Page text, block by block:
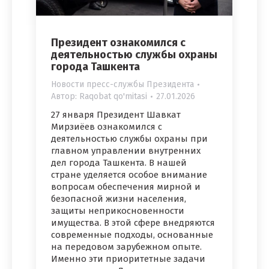
Президент ознакомился с
деятельностью службы охраны
города Ташкента
Новости пресс-службы Президента
Автор: Raqobat qo'mitasi 27.01.2026
27 января Президент Шавкат
Мирзиёев ознакомился с
деятельностью службы охраны при
главном управлении внутренних
дел города Ташкента. В нашей
стране уделяется особое внимание
вопросам обеспечения мирной и
безопасной жизни населения,
защиты неприкосновенности
имущества. В этой сфере внедряются
современные подходы, основанные
на передовом зарубежном опыте.
Именно эти приоритетные задачи